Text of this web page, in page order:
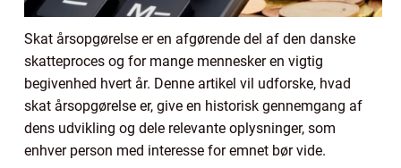
Skat årsopgørelse er en afgørende del af den danske
skatteproces og for mange mennesker en vigtig
begivenhed hvert år. Denne artikel vil udforske, hvad
skat årsopgørelse er, give en historisk gennemgang af
dens udvikling og dele relevante oplysninger, som
enhver person med interesse for emnet bør vide.